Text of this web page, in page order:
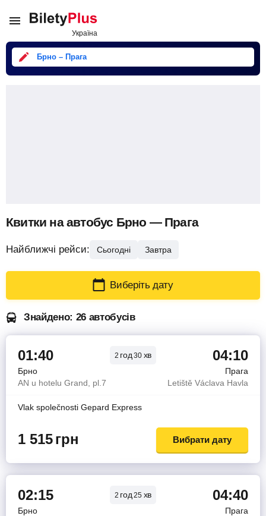
Брно – Прага
Квитки на автобус Брно — Прага
Найближчі рейси: Сьогодні Завтра
Виберіть дату
Знайдено: 26 автобусів
01:40 2 год30 хв 04:10
Брно
Прага
AN u hotelu Grand, pl.7
Letiště Václava Havla
Vlak společnosti Gepard Express
1 515грн Вибрати дату
02:15 2 год25 хв 04:40
Брно
Прага